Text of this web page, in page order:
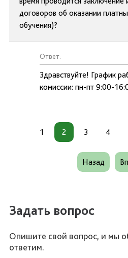
договоров об оказании
обучения)?
Ответ:
Здравствуйте! График
комиссии: пн-пт 9:00-
1 2 3 4
Назад
Задать вопрос
Опишите свой вопрос, и мы
ответим.